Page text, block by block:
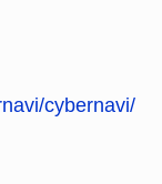
cybernavi/